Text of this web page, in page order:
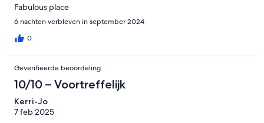
Fabulous place
6 nachten verbleven in september 2024
0
Geverifieerde beoordeling
10/10 – Voortreffelijk
Kerri-Jo
7 feb 2025